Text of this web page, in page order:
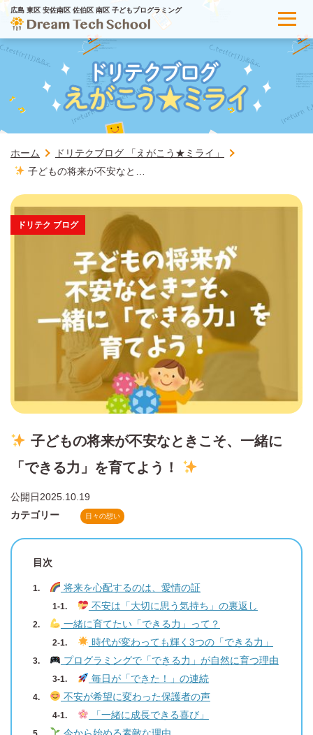
広島 東区 安佐南区 佐伯区 南区 子どもプログラミング
ホーム
ドリテクブログ 「えがこう★ミライ」
子どもの将来が不安なと…
ドリテク ブログ
子どもの将来が不安なときこそ、一緒に
「できる力」を育てよう！
公開日2025.10.19
カテゴリー
日々の想い
目次
将来を心配するのは、愛情の証
不安は「大切に思う気持ち」の裏返し
一緒に育てたい「できる力」って？
時代が変わっても輝く3つの「できる力」
プログラミングで「できる力」が自然に育つ理由
毎日が「できた！」の連続
不安が希望に変わった保護者の声
「一緒に成長できる喜び」
今から始める素敵な理由